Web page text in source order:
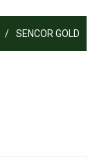
SENCOR GOLD